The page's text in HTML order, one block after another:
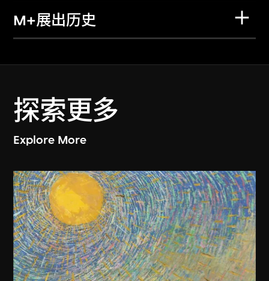
M+展出历史
探索更多
Explore More